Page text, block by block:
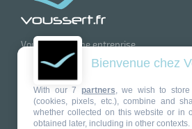
Voussert est une entreprise
française renommée, spécialisée
dans la vente en ligne de produits et
matériel d'entretien pour les
professionnels et particuliers.
Avec plus de 30 ans d'expérience,
Voussert offre une large gamme de
Bienvenue chez
With our 7 partners, we wish to store
(cookies, pixels, etc.), combine and
whether collected on this website or in
obtained later, including in other contexts.